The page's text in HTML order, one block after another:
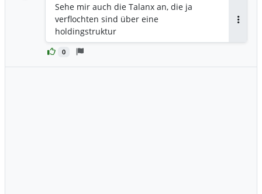
0
Sehe mir auch die Talanx an, die ja
verflochten sind über eine
holdingstruktur